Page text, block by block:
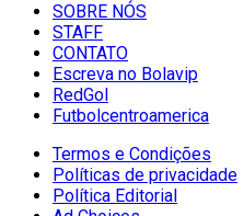
SOBRE NÓS
STAFF
CONTATO
Escreva no Bolavip
RedGol
Futbolcentroamerica
Termos e Condições
Políticas de privacidade
Política Editorial